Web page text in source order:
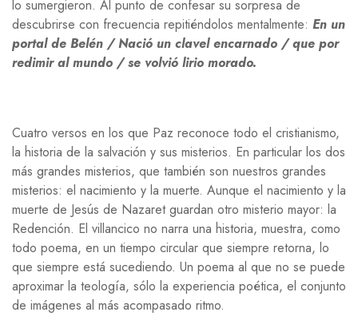
lo sumergieron. Al punto de confesar su sorpresa de
descubrirse con frecuencia repitiéndolos mentalmente: En un
portal de Belén / Nació un clavel encarnado / que por
redimir al mundo / se volvió lirio morado.
Cuatro versos en los que Paz reconoce todo el cristianismo,
la historia de la salvación y sus misterios. En particular los dos
más grandes misterios, que también son nuestros grandes
misterios: el nacimiento y la muerte. Aunque el nacimiento y la
muerte de Jesús de Nazaret guardan otro misterio mayor: la
Redención. El villancico no narra una historia, muestra, como
todo poema, en un tiempo circular que siempre retorna, lo
que siempre está sucediendo. Un poema al que no se puede
aproximar la teología, sólo la experiencia poética, el conjunto
de imágenes al más acompasado ritmo.